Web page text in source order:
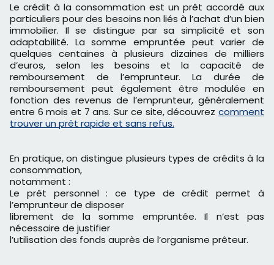
Le crédit à la consommation est un prêt accordé aux
particuliers pour des besoins non liés à l’achat d’un bien
immobilier. Il se distingue par sa simplicité et son
adaptabilité. La somme empruntée peut varier de
quelques centaines à plusieurs dizaines de milliers
d’euros, selon les besoins et la capacité de
remboursement de l’emprunteur. La durée de
remboursement peut également être modulée en
fonction des revenus de l’emprunteur, généralement
entre 6 mois et 7 ans. Sur ce site, découvrez comment
trouver un prêt rapide et sans refus.
En pratique, on distingue plusieurs types de crédits à la
consommation,
notamment :
Le prêt personnel : ce type de crédit permet à
l’emprunteur de disposer
librement de la somme empruntée. Il n’est pas
nécessaire de justifier
l’utilisation des fonds auprès de l’organisme prêteur.